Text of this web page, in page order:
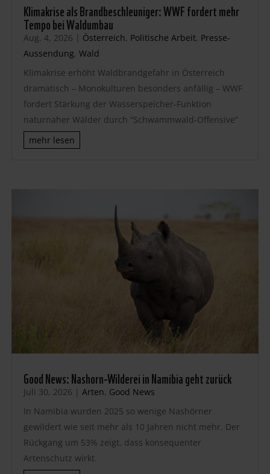
Klimakrise als Brandbeschleuniger: WWF fordert mehr
Tempo bei Waldumbau
Aug. 4, 2026 | Österreich, Politische Arbeit, Presse-
Aussendung, Wald
Klimakrise erhöht Waldbrandgefahr in Österreich
dramatisch – Monokulturen besonders anfällig – WWF
fordert Stärkung der Wasserspeicher-Funktion
naturnaher Wälder durch “Schwammwald-Offensive”
mehr lesen
Good News: Nashorn-Wilderei in Namibia geht zurück
Juli 30, 2026 | Arten, Good News
In Namibia wurden 2025 so wenige Nashörner
gewildert wie seit mehr als 10 Jahren nicht mehr. Der
Rückgang um 53% zeigt, dass konsequenter
Artenschutz wirkt.